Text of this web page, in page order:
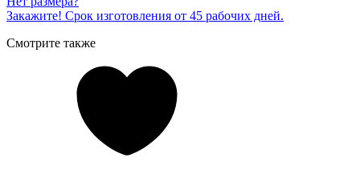
Закажите! Срок изготовления от 45 рабочих дней.
Смотрите также